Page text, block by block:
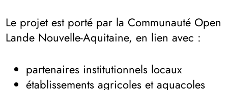
Le projet est porté par la Communauté Open
Lande Nouvelle-Aquitaine, en lien avec :
partenaires institutionnels locaux
établissements agricoles et aquacoles